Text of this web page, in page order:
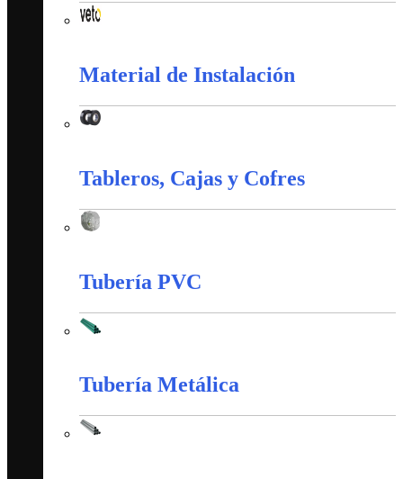
Material de Instalación
Tableros, Cajas y Cofres
Tubería PVC
Tubería Metálica